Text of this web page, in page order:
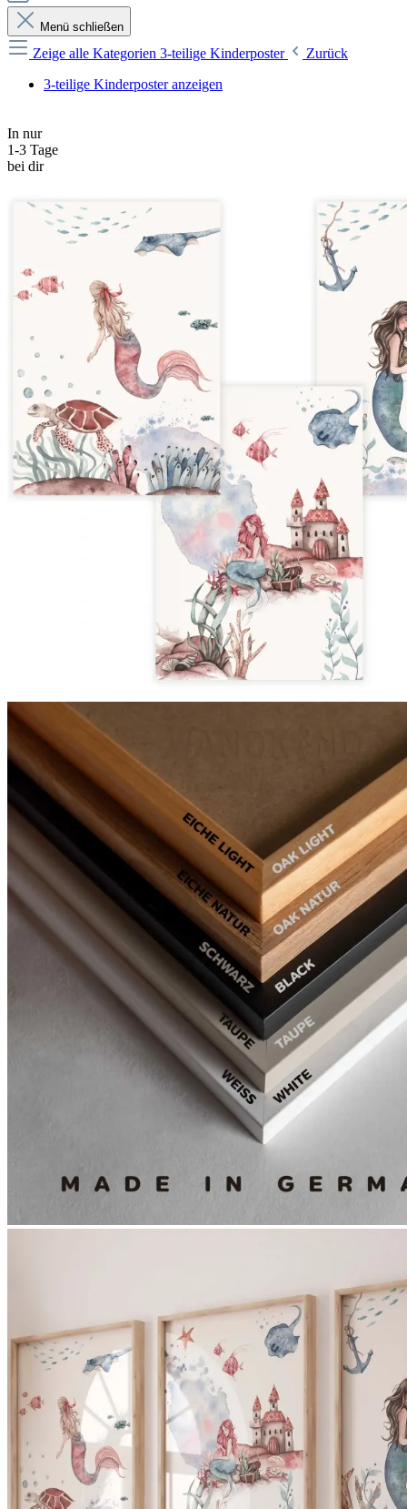
Menü schließen
Zeige alle Kategorien 3-teilige Kinderposter
Zurück
3-teilige Kinderposter anzeigen
In nur
1-3 Tage
bei dir